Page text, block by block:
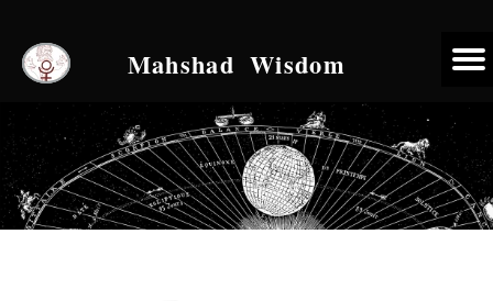
Mahshad Wisdom